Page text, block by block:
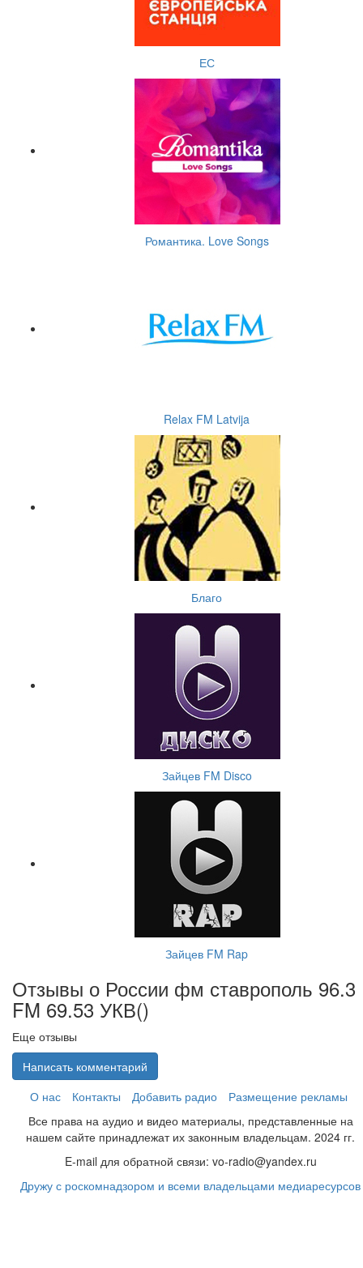
ЕС
Романтика. Love Songs
Relax FM Latvija
Благо
Зайцев FM Disco
Зайцев FM Rap
Отзывы о России фм ставрополь 96.3
FM 69.53 УКВ()
Еще отзывы
Написать комментарий
О нас
Контакты Добавить радио
Размещение рекламы
Все права на аудио и видео материалы, представленные на
нашем сайте принадлежат их законным владельцам. 2024 гг.
E-mail для обратной связи: vo-radio@yandex.ru
Дружу с роскомнадзором и всеми владельцами медиаресурсов